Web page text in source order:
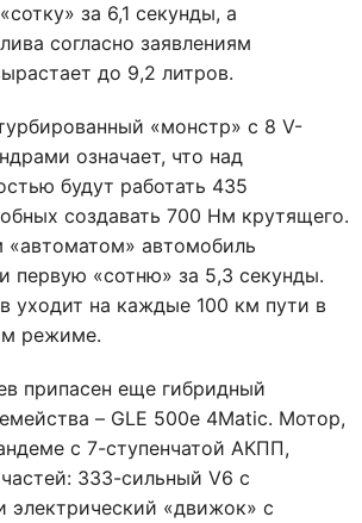
за 6,1 секунды, а
согласно заявлениям
до 9,2 литров.
«монстр» с 8 V-
означает, что над
будут работать 435
создавать 700 Нм крутящего.
«автоматом» автомобиль
первую «сотню» за 5,3 секунды.
уходит на каждые 100 км пути в
режиме.
припасен еще гибридный
– GLE 500e 4Matic. Мотор,
с 7-ступенчатой АКПП,
333-сильный V6 с
электрический «движок» с